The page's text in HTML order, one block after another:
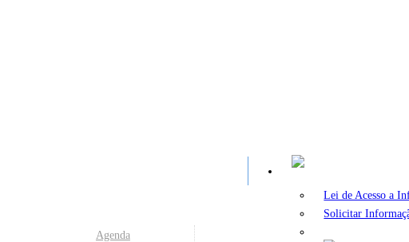
Lei de Acesso a
Solicitar
Agenda